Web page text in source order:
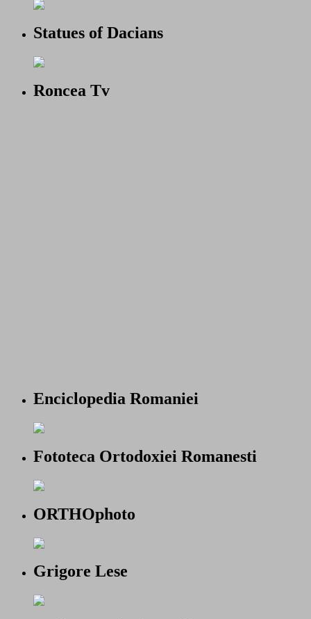
Statues of Dacians
Roncea Tv
Enciclopedia Romaniei
Fototeca Ortodoxiei Romanesti
ORTHOphoto
Grigore Lese